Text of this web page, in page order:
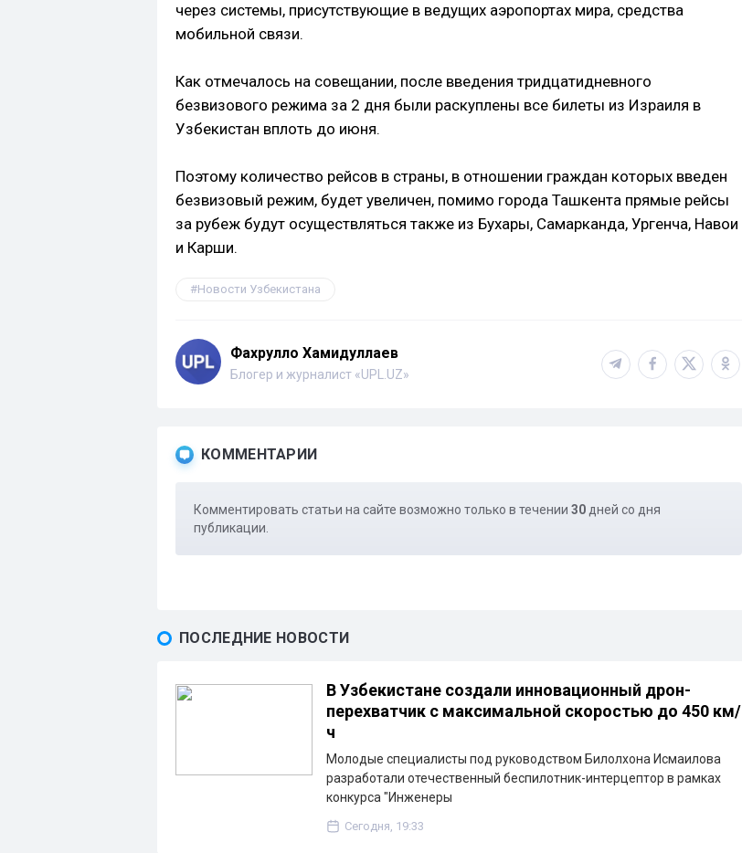
через системы, присутствующие в ведущих аэропортах мира, средства
мобильной связи.
Как отмечалось на совещании, после введения тридцатидневного
безвизового режима за 2 дня были раскуплены все билеты из Израиля в
Узбекистан вплоть до июня.
Поэтому количество рейсов в страны, в отношении граждан которых введен
безвизовый режим, будет увеличен, помимо города Ташкента прямые рейсы
за рубеж будут осуществляться также из Бухары, Самарканда, Ургенча, Навои
и Карши.
Новости Узбекистана
Фахрулло Хамидуллаев
Блогер и журналист «UPL.UZ»
КОММЕНТАРИИ
Комментировать статьи на сайте возможно только в течении 30дней со дня
публикации.
ПОСЛЕДНИЕ НОВОСТИ
В Узбекистане создали инновационный дрон-
перехватчик с максимальной скоростью до 450 км/
ч
Молодые специалисты под руководством Билолхона Исмаилова
разработали отечественный беспилотник-интерцептор в рамках
конкурса "Инженеры
Сегодня, 19:33